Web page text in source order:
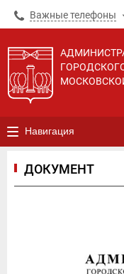
Важные телефоны
Навигация
ДОКУМЕНТ